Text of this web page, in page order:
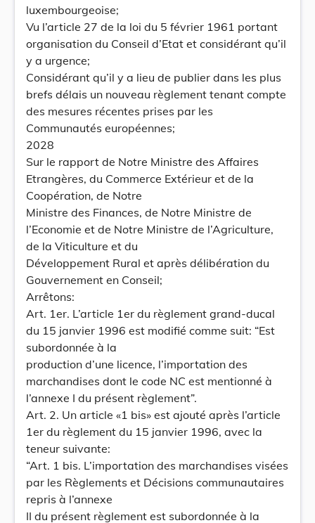
luxembourgeoise;
Vu l’article 27 de la loi du 5 février 1961 portant
organisation du Conseil d’Etat et considérant qu’il
y a urgence;
Considérant qu’il y a lieu de publier dans les plus
brefs délais un nouveau règlement tenant compte
des mesures récentes prises par les
Communautés européennes;
2028
Sur le rapport de Notre Ministre des Affaires
Etrangères, du Commerce Extérieur et de la
Coopération, de Notre
Ministre des Finances, de Notre Ministre de
l’Economie et de Notre Ministre de l’Agriculture,
de la Viticulture et du
Développement Rural et après délibération du
Gouvernement en Conseil;
Arrêtons:
Art. 1er. L’article 1er du règlement grand-ducal
du 15 janvier 1996 est modifié comme suit: “Est
subordonnée à la
production d’une licence, l’importation des
marchandises dont le code NC est mentionné à
l’annexe I du présent règlement”.
Art. 2. Un article «1 bis» est ajouté après l’article
1er du règlement du 15 janvier 1996, avec la
teneur suivante:
“Art. 1 bis. L’importation des marchandises visées
par les Règlements et Décisions communautaires
repris à l’annexe
II du présent règlement est subordonnée à la